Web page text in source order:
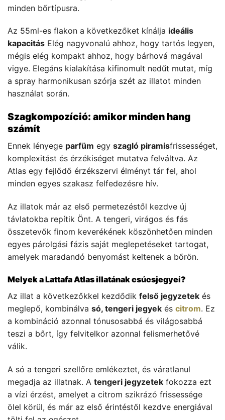
minden bőrtípusra.
Az 55ml-es flakon a következőket kínálja ideális
kapacitás Elég nagyvonalú ahhoz, hogy tartós legyen,
mégis elég kompakt ahhoz, hogy bárhová magával
vigye. Elegáns kialakítása kifinomult nedűt mutat, míg
a spray harmonikusan szórja szét az illatot minden
használat során.
Szagkompozíció: amikor minden hang
számít
Ennek lényege parfüm egy szagló piramisfrissességet,
komplexitást és érzékiséget mutatva felváltva. Az
Atlas egy fejlődő érzékszervi élményt tár fel, ahol
minden egyes szakasz felfedezésre hív.
Az illatok már az első permetezéstől kezdve új
távlatokba repítik Önt. A tengeri, virágos és fás
összetevők finom keverékének köszönhetően minden
egyes párolgási fázis saját meglepetéseket tartogat,
amelyek maradandó benyomást keltenek a bőrön.
Melyek a Lattafa Atlas illatának csúcsjegyei?
Az illat a következőkkel kezdődik felső jegyzetek és
meglepő, kombinálva só, tengeri jegyek és citrom. Ez
a kombináció azonnal tónusosabbá és világosabbá
teszi a bőrt, így felvitelkor azonnal felismerhetővé
válik.
A só a tengeri szellőre emlékeztet, és váratlanul
megadja az illatnak. A tengeri jegyzetek fokozza ezt
a vízi érzést, amelyet a citrom szikrázó frissessége
ölel körül, és már az első érintéstől kezdve energiával